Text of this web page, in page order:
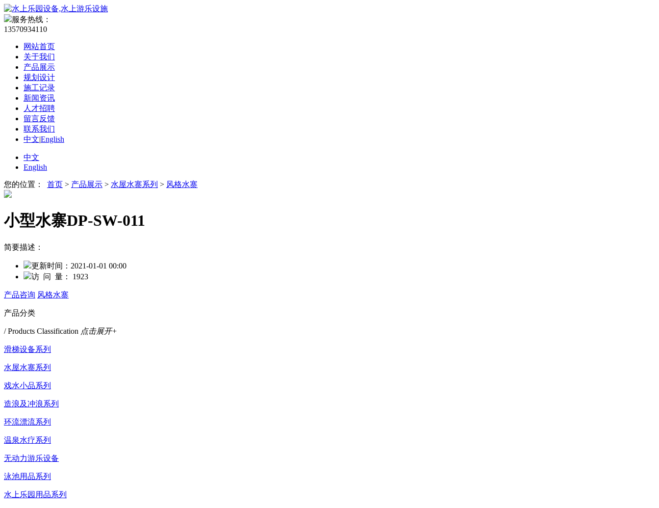
服务热线：
13570934110
网站首页
关于我们
产品展示
规划设计
施工记录
新闻资讯
人才招聘
留言反馈
联系我们
中文|English
中文
English
您的位置： 首页 > 产品展示 > 水屋水寨系列 > 风格水寨
小型水寨DP-SW-011
简要描述：
更新时间： 2021-01-01 00:00
访 问 量：
1923
产品咨询 风格水寨
产品分类
/ Products Classification 点击展开+
滑梯设备系列
水屋水寨系列
戏水小品系列
造浪及冲浪系列
环流漂流系列
温泉水疗系列
无动力游乐设备
泳池用品系列
水上乐园用品系列